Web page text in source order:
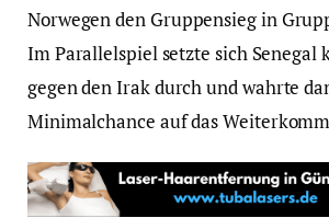
Norwegen den Gruppensieg in
Im Parallelspiel setzte sich Senegal
gegen den Irak durch und wahrte
Minimalchance auf das